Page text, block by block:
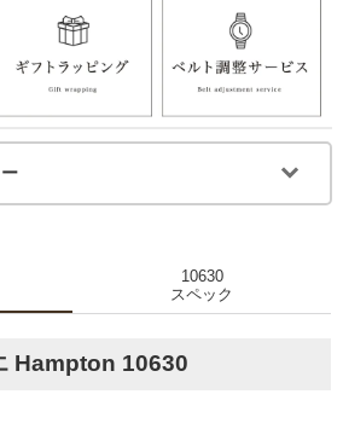
10630
スペック
Hampton 10630